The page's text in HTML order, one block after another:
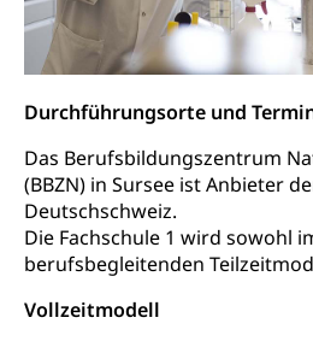
Durchführungsorte und
Das Berufsbildungszentrum
(BBZN) in Sursee ist Anbieter
Deutschschweiz.
Die Fachschule 1 wird sowohl
berufsbegleitenden
Vollzeitmodell
Steuern
Ombudsstellen
Vermittler, Vermittlungsstelle,
Vermittlung, Schlichtung,
Umgang mit
Beschwerde
Rassismus
Diskriminierung,
Gleichberechtigung
Anlaufstelle Schutz vor
Strafregister und
Strafrecht, Strafrechtspflege,